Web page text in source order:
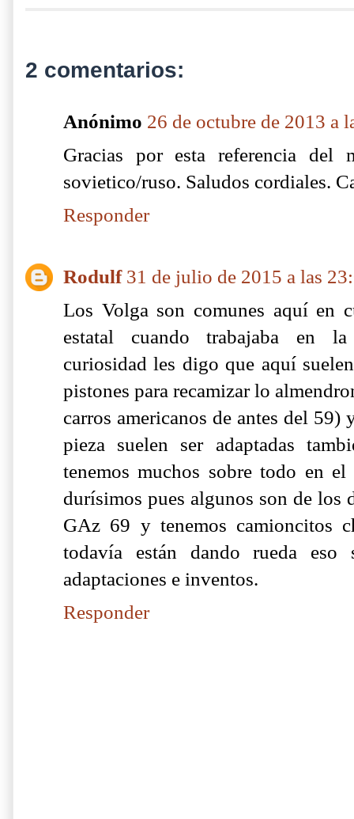
2 comentarios:
Anónimo 26 de octubre de 2013 a
Gracias por esta referencia del
sovietico/ruso. Saludos cordiales.
Responder
Rodulf 31 de julio de 2015 a las
Los Volga son comunes aquí en
estatal cuando trabajaba en
curiosidad les digo que aquí
pistones para recamizar lo
carros americanos de antes del 59)
pieza suelen ser adaptadas
tenemos muchos sobre todo en
durísimos pues algunos son de los
GAz 69 y tenemos camioncitos
todavía están dando rueda
adaptaciones e inventos.
Responder